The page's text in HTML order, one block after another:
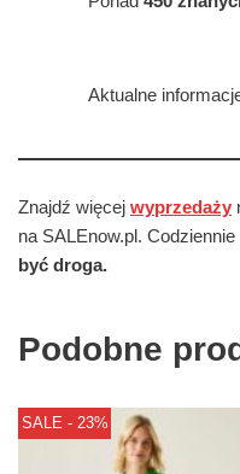
Aktualne
Znajdź więcej wyprzedaży
na SALEnow.pl.
być droga.
Podobne
SALE - 23%